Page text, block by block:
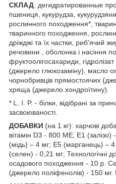
СКЛАД: дегидратированные
пшениця, кукурудза,
рослинного походження*,
тваринного походження,
дріжджі та їх частки, риб'ячий
речовини , оболонка і насіння
фруктоолігосахариди,
(джерело глюкозаміну), масло
чорнобривців прямостоячих
хряща (джерело хондроїтину).
* L. I. P. - білки, відібрані за
засвоюваності.
ДОБАВКИ (на 1 кг): харчові
вітамін D3 - 800 ME; Е1
(мідь) – 4 мг; Е5 (марганець) –
(селен) - 0,21 мг; Технологічні
осадового походження - 10 р.
(джерело поліфенолів) - 150 мг.